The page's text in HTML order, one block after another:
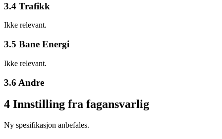
3.4 Trafikk
Ikke relevant.
3.5 Bane Energi
Ikke relevant.
3.6 Andre
4 Innstilling fra fagansvarlig
Ny spesifikasjon anbefales.